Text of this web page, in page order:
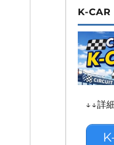
K-CAR
↓↓詳